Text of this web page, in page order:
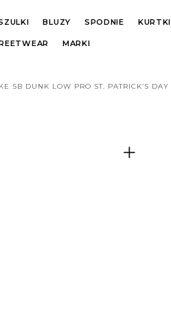
BLUZY SPODNIE KURTKI
MARKI
SB DUNK LOW PRO ST. PATRICK’S DAY